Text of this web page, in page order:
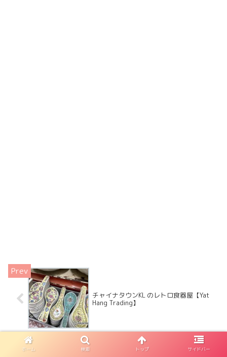
チャイナタウンKL のレトロ食器屋【Yat
Hang Trading】
ホーム 検索 トップ サイドバー